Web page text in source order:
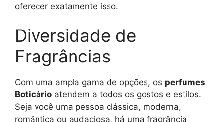
oferecer exatamente isso.
Diversidade de
Fragrâncias
Com uma ampla gama de opções, os perfumes
Boticário atendem a todos os gostos e estilos.
Seja você uma pessoa clássica, moderna,
romântica ou audaciosa, há uma fragrância